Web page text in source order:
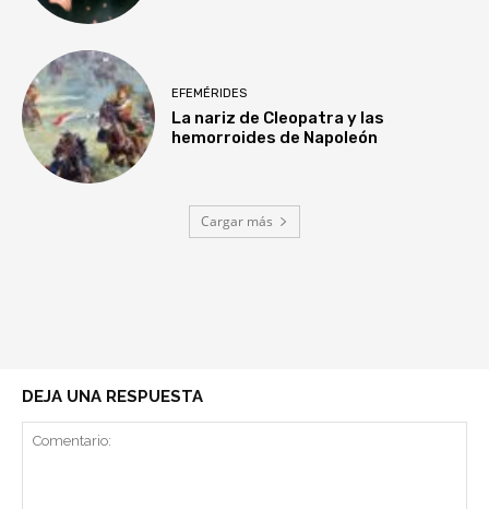
EFEMÉRIDES
La nariz de Cleopatra y las
hemorroides de Napoleón
Cargar más
DEJA UNA RESPUESTA